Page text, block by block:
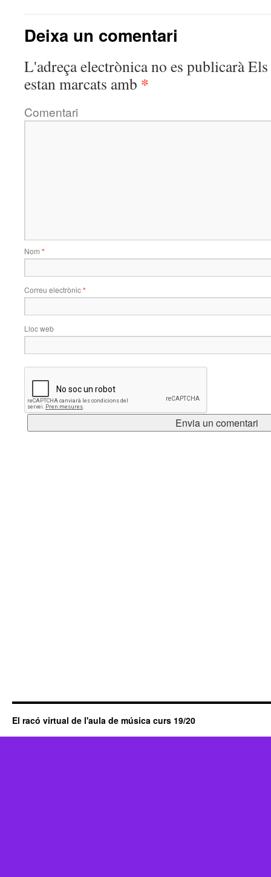
Deixa un comentari
L'adreça electrònica no es publicaràEls
estan marcats amb *
Comentari
Nom *
Correu electrònic*
Lloc web
El racó virtual de l'aula de música curs 19/20